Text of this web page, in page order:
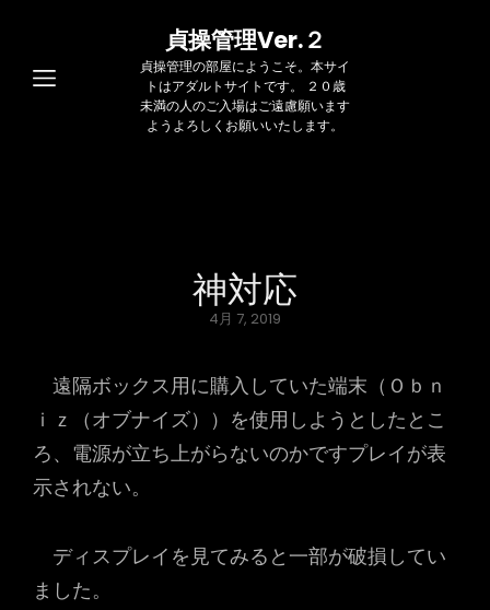
貞操管理Ver.２
貞操管理の部屋にようこそ。本サイ
トはアダルトサイトです。 ２０歳
未満の人のご入場はご遠慮願います
ようよろしくお願いいたします。
神対応
Posted
4月 7, 2019
遠隔ボックス用に購入していた端末（Ｏｂｎ
ｉｚ（オブナイズ））を使用しようとしたとこ
ろ、電源が立ち上がらないのかですプレイが表
示されない。
ディスプレイを見てみると一部が破損してい
ました。